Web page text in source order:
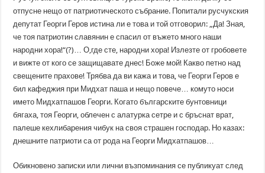
отпусне нещо от патриотическото събрание. Попитали русчукския
депутат Георги Геров истина ли е това и той отговорил: „Да! Зная,
че тоя патриотин славянин е спасил от въжето много наши
народни хора!“(?)… О,где сте, народни хора! Излезте от гробовете
и вижте от кого се защищавате днес! Боже мой! Какво петно над
свещените прахове! Трябва да ви кажа и това, че Георги Геров е
бил кафеджия при Мидхат паша и нещо повече… комуто носи
името Мидхатпашов Георги. Когато българските бунтовници
бягаха, тоя Георги, облечен с алатурка сетре и с бръснат врат,
палеше кехлибарения чибук на своя страшен господар. Но казах:
днешните патриоти са от рода на Георги Мидхатпашов…
Обикновено записки или лични възпоминания се публикуат след